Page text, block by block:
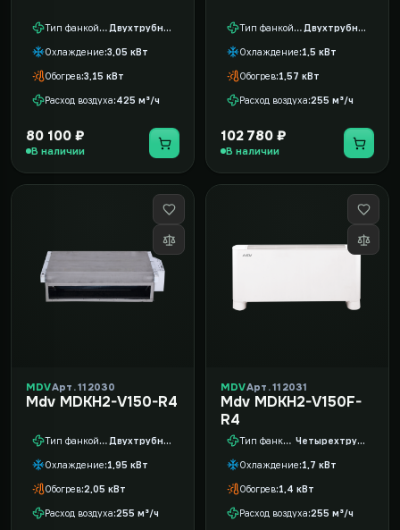
Тип фанкойла Двухтрубный
Охлаждение 3,05 кВт
Обогрев 3,15 кВт
Расход воздуха 425 м³/ч
80 100 ₽
В наличии
Тип фанкойла Двухтрубный
Охлаждение 1,5 кВт
Обогрев 1,57 кВт
Расход воздуха 255 м³/ч
102 780 ₽
В наличии
MDVАрт. 112030
Mdv MDKH2-V150-R4
Тип фанкойла Двухтрубный
Охлаждение 1,95 кВт
Обогрев 2,05 кВт
Расход воздуха 255 м³/ч
MDVАрт. 112031
Mdv MDKH2-V150F-
R4
Тип фанкойла Четырехтрубный
Охлаждение 1,7 кВт
Обогрев 1,4 кВт
Расход воздуха 255 м³/ч